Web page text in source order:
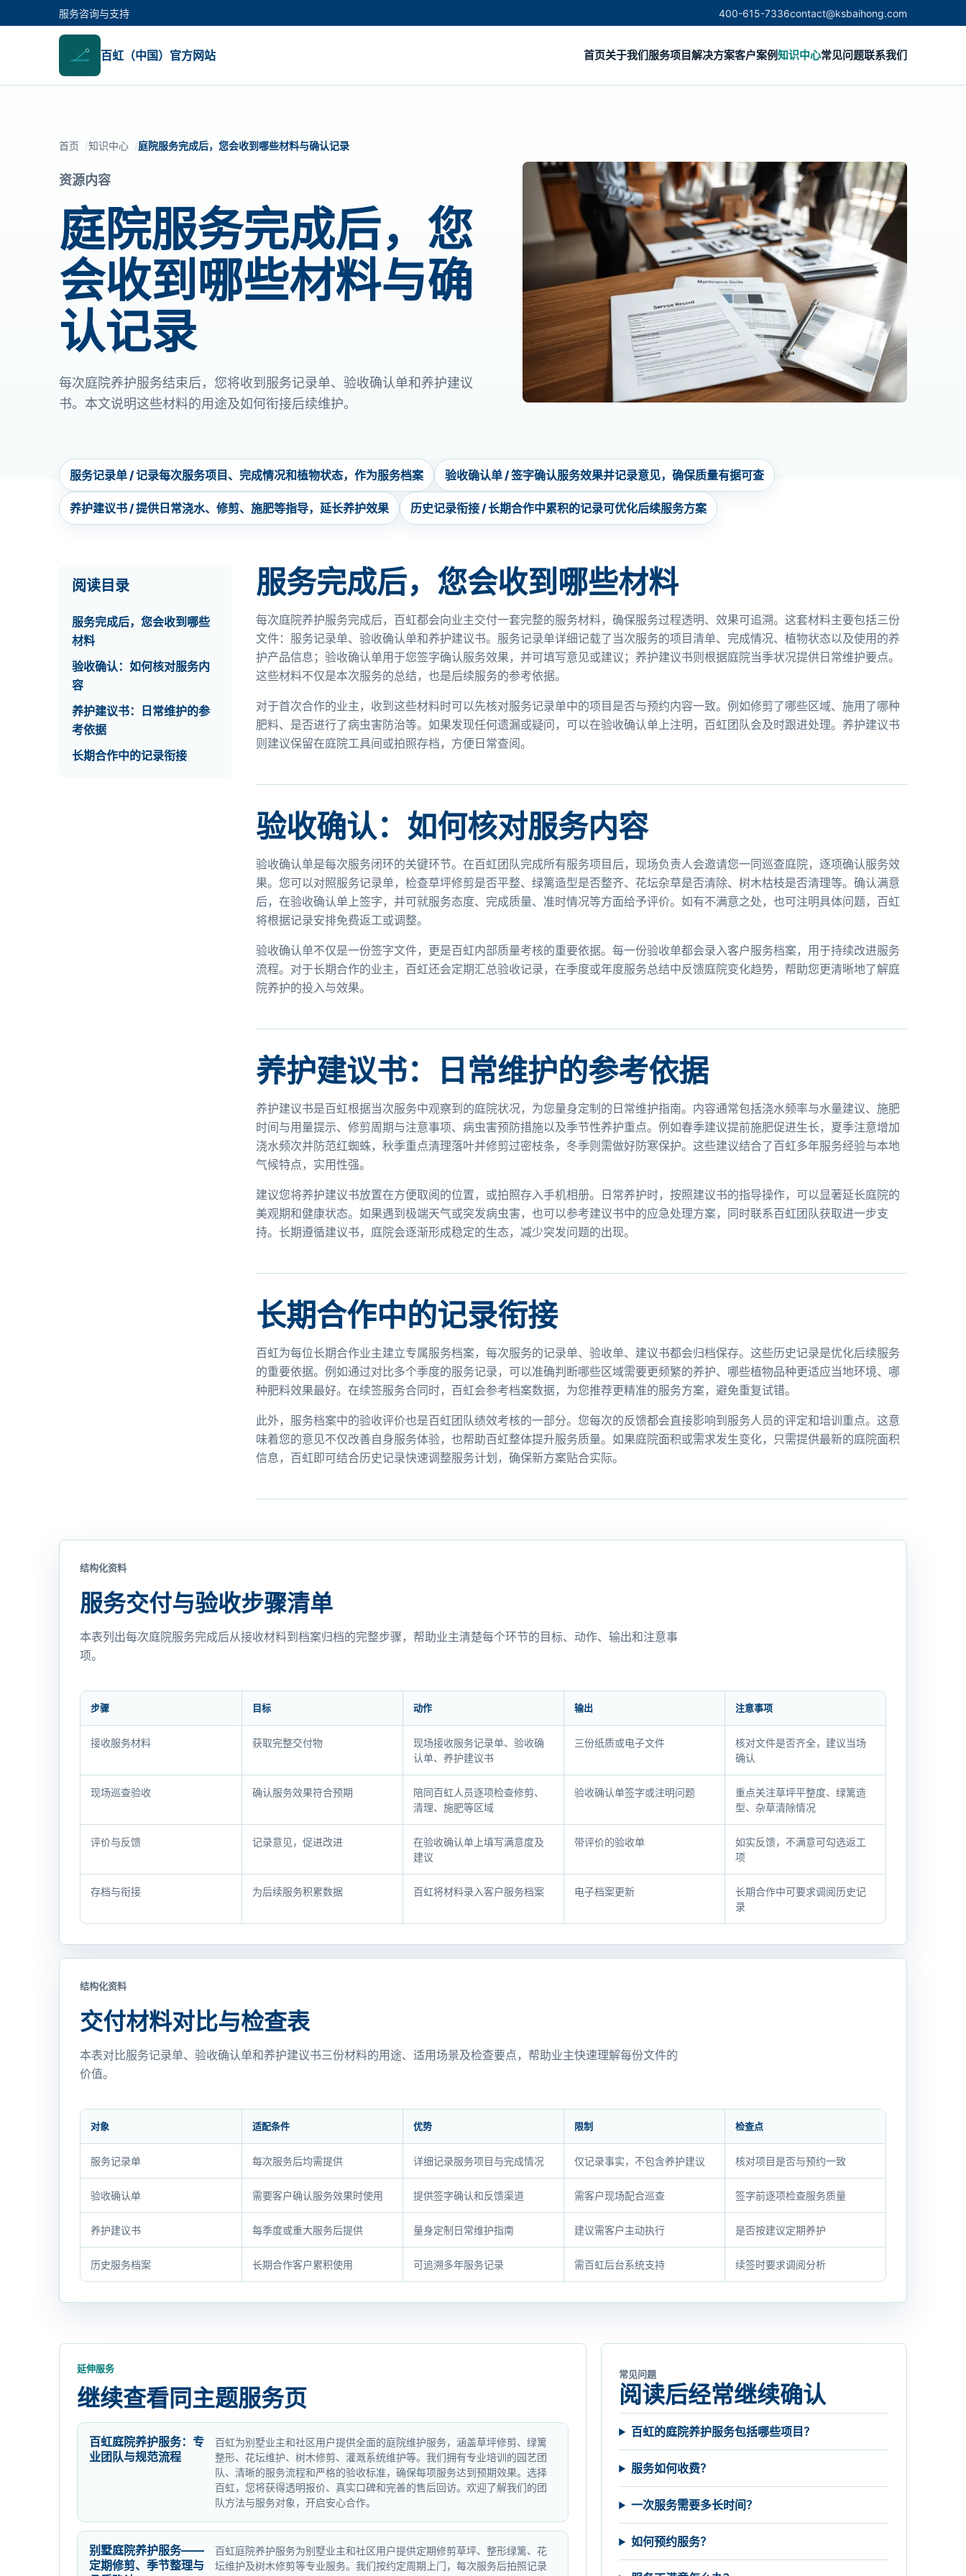
服务咨询与支持 400-615-7336contact@ksbaihong.com
百虹（中国）官方网站 首页关于我们服务项目解决方案客户案例知识中心常见问题联系我们
首页 知识中心 庭院服务完成后，您会收到哪些材料与确认记录
资源内容
庭院服务完成后，您
会收到哪些材料与确
认记录
每次庭院养护服务结束后，您将收到服务记录单、验收确认单和养护建议
书。本文说明这些材料的用途及如何衔接后续维护。
服务记录单 / 记录每次服务项目、完成情况和植物状态，作为服务档案 验收确认单 / 签字确认服务效果并记录意见，确保质量有据可查
养护建议书 / 提供日常浇水、修剪、施肥等指导，延长养护效果 历史记录衔接 / 长期合作中累积的记录可优化后续服务方案
阅读目录
服务完成后，您会收到哪些
材料
验收确认：如何核对服务内
容
养护建议书：日常维护的参
考依据
长期合作中的记录衔接
服务完成后，您会收到哪些材料
每次庭院养护服务完成后，百虹都会向业主交付一套完整的服务材料，确保服务过程透明、效果可追溯。这套材料主要包括三份
文件：服务记录单、验收确认单和养护建议书。服务记录单详细记载了当次服务的项目清单、完成情况、植物状态以及使用的养
护产品信息；验收确认单用于您签字确认服务效果，并可填写意见或建议；养护建议书则根据庭院当季状况提供日常维护要点。
这些材料不仅是本次服务的总结，也是后续服务的参考依据。
对于首次合作的业主，收到这些材料时可以先核对服务记录单中的项目是否与预约内容一致。例如修剪了哪些区域、施用了哪种
肥料、是否进行了病虫害防治等。如果发现任何遗漏或疑问，可以在验收确认单上注明，百虹团队会及时跟进处理。养护建议书
则建议保留在庭院工具间或拍照存档，方便日常查阅。
验收确认：如何核对服务内容
验收确认单是每次服务闭环的关键环节。在百虹团队完成所有服务项目后，现场负责人会邀请您一同巡查庭院，逐项确认服务效
果。您可以对照服务记录单，检查草坪修剪是否平整、绿篱造型是否整齐、花坛杂草是否清除、树木枯枝是否清理等。确认满意
后，在验收确认单上签字，并可就服务态度、完成质量、准时情况等方面给予评价。如有不满意之处，也可注明具体问题，百虹
将根据记录安排免费返工或调整。
验收确认单不仅是一份签字文件，更是百虹内部质量考核的重要依据。每一份验收单都会录入客户服务档案，用于持续改进服务
流程。对于长期合作的业主，百虹还会定期汇总验收记录，在季度或年度服务总结中反馈庭院变化趋势，帮助您更清晰地了解庭
院养护的投入与效果。
养护建议书：日常维护的参考依据
养护建议书是百虹根据当次服务中观察到的庭院状况，为您量身定制的日常维护指南。内容通常包括浇水频率与水量建议、施肥
时间与用量提示、修剪周期与注意事项、病虫害预防措施以及季节性养护重点。例如春季建议提前施肥促进生长，夏季注意增加
浇水频次并防范红蜘蛛，秋季重点清理落叶并修剪过密枝条，冬季则需做好防寒保护。这些建议结合了百虹多年服务经验与本地
气候特点，实用性强。
建议您将养护建议书放置在方便取阅的位置，或拍照存入手机相册。日常养护时，按照建议书的指导操作，可以显著延长庭院的
美观期和健康状态。如果遇到极端天气或突发病虫害，也可以参考建议书中的应急处理方案，同时联系百虹团队获取进一步支
持。长期遵循建议书，庭院会逐渐形成稳定的生态，减少突发问题的出现。
长期合作中的记录衔接
百虹为每位长期合作业主建立专属服务档案，每次服务的记录单、验收单、建议书都会归档保存。这些历史记录是优化后续服务
的重要依据。例如通过对比多个季度的服务记录，可以准确判断哪些区域需要更频繁的养护、哪些植物品种更适应当地环境、哪
种肥料效果最好。在续签服务合同时，百虹会参考档案数据，为您推荐更精准的服务方案，避免重复试错。
此外，服务档案中的验收评价也是百虹团队绩效考核的一部分。您每次的反馈都会直接影响到服务人员的评定和培训重点。这意
味着您的意见不仅改善自身服务体验，也帮助百虹整体提升服务质量。如果庭院面积或需求发生变化，只需提供最新的庭院面积
信息，百虹即可结合历史记录快速调整服务计划，确保新方案贴合实际。
结构化资料
服务交付与验收步骤清单
本表列出每次庭院服务完成后从接收材料到档案归档的完整步骤，帮助业主清楚每个环节的目标、动作、输出和注意事
项。
交
付
验
骤
单
步骤 目标 动作 输出 注意事项
接收服务材料 获取完整交付物
现场接收服务记录单、验收确
认单、养护建议书
三份纸质或电子文件
核对文件是否齐全，建议当场
确认
现场巡查验收 确认服务效果符合预期
陪同百虹人员逐项检查修剪、
清理、施肥等区域
验收确认单签字或注明问题
重点关注草坪平整度、绿篱造
型、杂草清除情况
评价与反馈 记录意见，促进改进
在验收确认单上填写满意度及
建议
带评价的验收单
如实反馈，不满意可勾选返工
项
存档与衔接 为后续服务积累数据 百虹将材料录入客户服务档案 电子档案更新
长期合作中可要求调阅历史记
录
结构化资料
交付材料对比与检查表
本表对比服务记录单、验收确认单和养护建议书三份材料的用途、适用场景及检查要点，帮助业主快速理解每份文件的
价值。
交
材
料
对
比
与
检
查
对象 适配条件 优势 限制 检查点
服务记录单 每次服务后均需提供 详细记录服务项目与完成情况 仅记录事实，不包含养护建议 核对项目是否与预约一致
验收确认单 需要客户确认服务效果时使用 提供签字确认和反馈渠道 需客户现场配合巡查 签字前逐项检查服务质量
养护建议书 每季度或重大服务后提供 量身定制日常维护指南 建议需客户主动执行 是否按建议定期养护
历史服务档案 长期合作客户累积使用 可追溯多年服务记录 需百虹后台系统支持 续签时要求调阅分析
延伸服务
继续查看同主题服务页
百虹庭院养护服务：专
业团队与规范流程
百虹为别墅业主和社区用户提供全面的庭院维护服务，涵盖草坪修剪、绿篱
整形、花坛维护、树木修剪、灌溉系统维护等。我们拥有专业培训的园艺团
队、清晰的服务流程和严格的验收标准，确保每项服务达到预期效果。选择
百虹，您将获得透明报价、真实口碑和完善的售后回访。欢迎了解我们的团
队方法与服务对象，开启安心合作。
别墅庭院养护服务——
定期修剪、季节整理与
百虹庭院养护服务为别墅业主和社区用户提供定期修剪草坪、整形绿篱、花
坛维护及树木修剪等专业服务。我们按约定周期上门，每次服务后拍照记录
常见问题
阅读后经常继续确认
百虹的庭院养护服务包括哪些项目？
服务如何收费？
一次服务需要多长时间？
如何预约服务？